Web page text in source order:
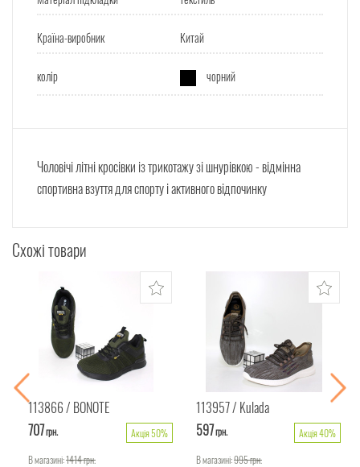
Країна-виробник Китай
колір чорний
Чоловічі літні кросівки із трикотажу зі шнурівкою - відмінна
спортивна взуття для спорту і активного відпочинку
Схожі товари
113866 BONOTE
707грн.
Акція 50%
В магазині:1414грн.
113957 Kulada
597грн.
Акція 40%
В магазині:995грн.